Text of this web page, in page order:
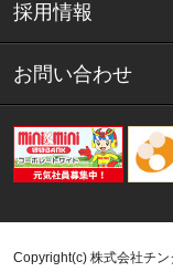
採用情報
お問い合わせ
Copyright(c) 株式会社チ